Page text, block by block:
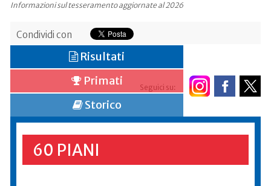
Informazioni sul tesseramento aggiornate al 2026
Condividi con
Seguici su:
Risultati
Primati
Storico
60 PIANI